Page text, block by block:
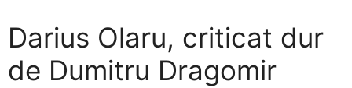
Darius Olaru, criticat dur
de Dumitru Dragomir